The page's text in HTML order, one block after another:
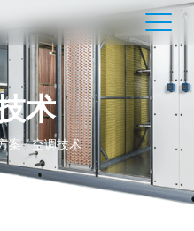
术
案/空调技术